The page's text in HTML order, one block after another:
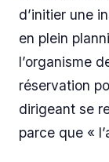
d’initier une
en plein
l’organisme
réservation
dirigeant se
parce que «